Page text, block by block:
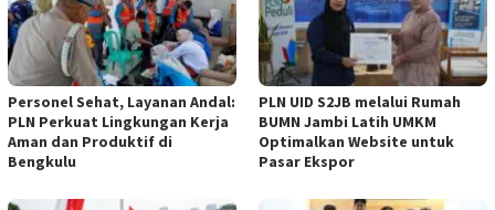
Personel Sehat, Layanan Andal:
PLN Perkuat Lingkungan Kerja
Aman dan Produktif di
Bengkulu
PLN UID S2JB melalui Rumah
BUMN Jambi Latih UMKM
Optimalkan Website untuk
Pasar Ekspor